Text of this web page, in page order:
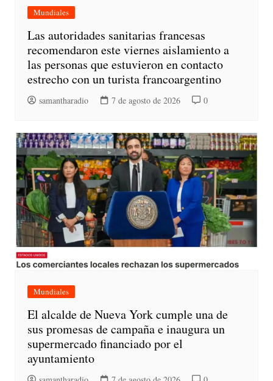
Mundiales
Las autoridades sanitarias francesas
recomendaron este viernes aislamiento a
las personas que estuvieron en contacto
estrecho con un turista francoargentino
samantharadio 7 de agosto de 2026 0
Mundiales
El alcalde de Nueva York cumple una de
sus promesas de campaña e inaugura un
supermercado financiado por el
ayuntamiento